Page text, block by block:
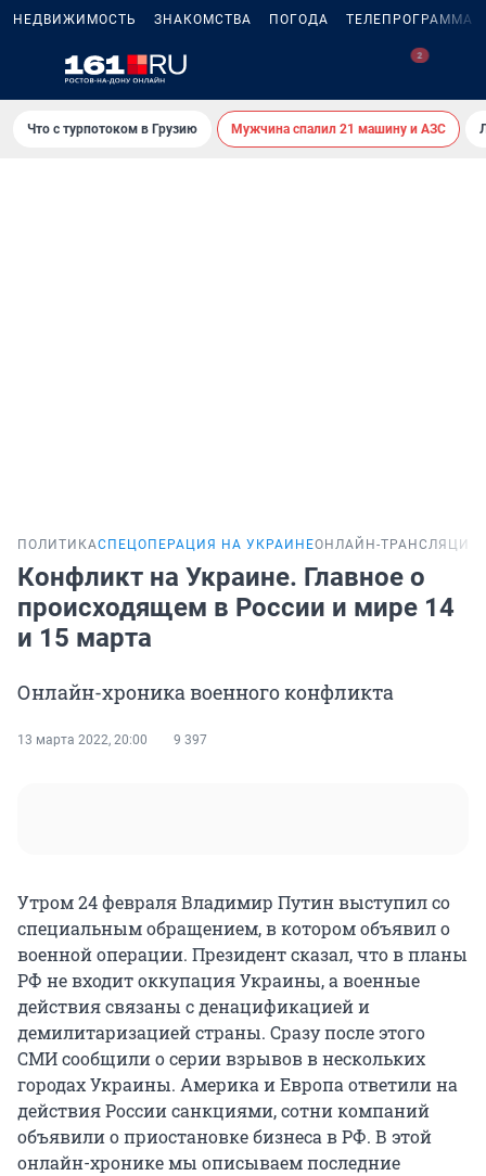
НЕДВИЖИМОСТЬ ЗНАКОМСТВА ПОГОДА ТЕЛЕПРОГРАММА
Что с турпотоком в Грузию Мужчина спалил 21 машину и АЗС
ПОЛИТИКАСПЕЦОПЕРАЦИЯ НА УКРАИНЕОНЛАЙН-ТРАНСЛЯЦИЯ
Конфликт на Украине. Главное о
происходящем в России и мире 14
и 15 марта
Онлайн-хроника военного конфликта
13 марта 2022, 20:00 9 397
Утром 24 февраля Владимир Путин выступил со
специальным обращением, в котором объявил о
военной операции. Президент сказал, что в планы
РФ не входит оккупация Украины, а военные
действия связаны с денацификацией и
демилитаризацией страны. Сразу после этого
СМИ сообщили о серии взрывов в нескольких
городах Украины. Америка и Европа ответили на
действия России санкциями, сотни компаний
объявили о приостановке бизнеса в РФ. В этой
онлайн-хронике мы описываем последние